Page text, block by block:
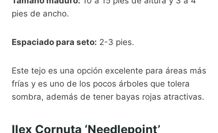
pies de ancho.
Espaciado para seto: 2-3 pies.
Este tejo es una opción excelente para áreas más
frías y es uno de los pocos árboles que tolera
sombra, además de tener bayas rojas atractivas.
Ilex Cornuta ‘Needlepoint’